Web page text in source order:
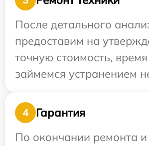
После детального
предоставим на
точную стоимость,
займемся устранением
4
Гарантия
По окончании ремонта